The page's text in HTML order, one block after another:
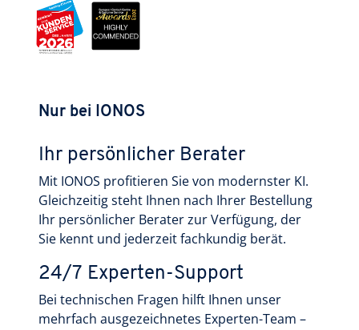
Nur bei IONOS
Ihr persönlicher Berater
Mit IONOS profitieren Sie von modernster KI.
Gleichzeitig steht Ihnen nach Ihrer Bestellung
Ihr persönlicher Berater zur Verfügung, der
Sie kennt und jederzeit fachkundig berät.
24/7 Experten-Support
Bei technischen Fragen hilft Ihnen unser
mehrfach ausgezeichnetes Experten-Team –